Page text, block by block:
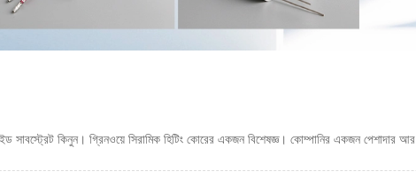
সাবস্ট্রেট কিনুন। গ্রিনওয়ে সিরামিক হিটিং কোরের একজন বিশেষজ্ঞ। কোম্পানির একজন পেশাদার আর